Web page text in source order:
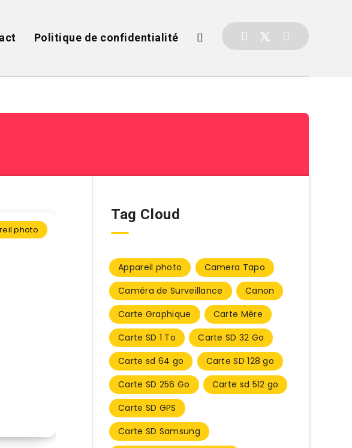
Politique de confidentialité
photo
Tag Cloud
Appareil photo
Camera Tapo
Caméra de Surveillance
Canon
Carte Graphique
Carte Mère
Carte SD 1 To
Carte SD 32 Go
Carte sd 64 go
Carte SD 128 go
Carte SD 256 Go
Carte sd 512 go
Carte SD GPS
Carte SD Samsung